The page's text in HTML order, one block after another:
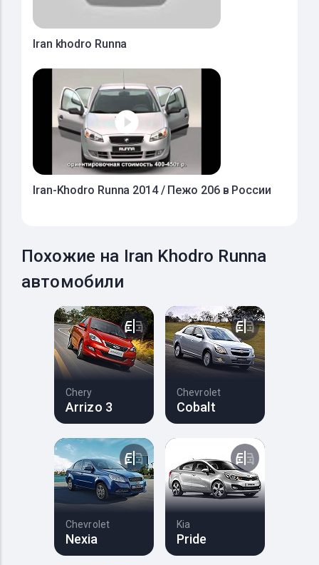
Iran khodro Runna
Iran-Khodro Runna 2014 / Пежо 206 в России
Похожие на Iran Khodro Runna
автомобили
Chery
Arrizo 3
Chevrolet
Cobalt
Chevrolet
Nexia
Kia
Pride